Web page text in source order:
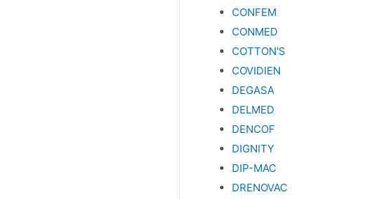
CONFEM
CONMED
COTTON'S
COVIDIEN
DEGASA
DELMED
DENCOF
DIGNITY
DIP-MAC
DRENOVAC